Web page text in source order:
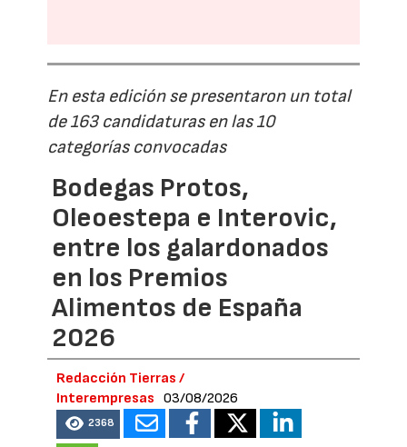
En esta edición se presentaron un total
de 163 candidaturas en las 10
categorías convocadas
Bodegas Protos,
Oleoestepa e Interovic,
entre los galardonados
en los Premios
Alimentos de España
2026
Redacción Tierras /
Interempresas
03/08/2026
2368